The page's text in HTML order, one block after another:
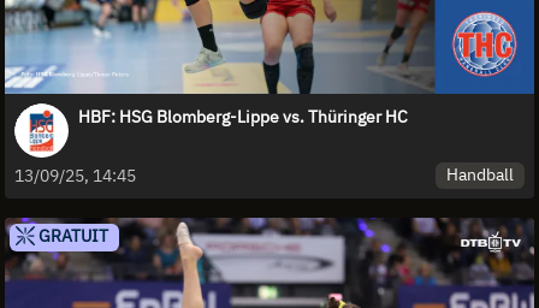
HBF: HSG Blomberg-Lippe vs. Thüringer HC
13/09/25, 14:45 Handball
GRATUIT